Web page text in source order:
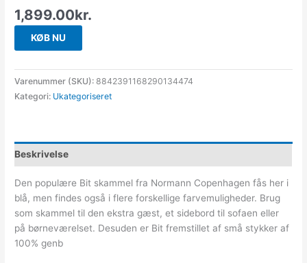
1,899.00kr.
KØB NU
Varenummer (SKU):8842391168290134474
Kategori: Ukategoriseret
Beskrivelse
Den populære Bit skammel fra Normann Copenhagen fås her i
blå, men findes også i flere forskellige farvemuligheder. Brug
som skammel til den ekstra gæst, et sidebord til sofaen eller
på børneværelset. Desuden er Bit fremstillet af små stykker af
100% genb